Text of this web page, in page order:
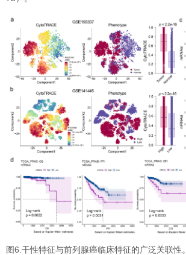
图6.干性特征与前列腺癌临床特征的广泛关联性。